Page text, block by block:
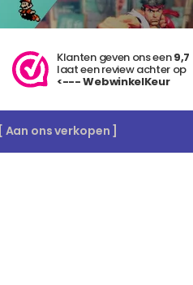
Klanten geven ons een9,7
laat een review achter op
<--- WebwinkelKeur
[ Aan ons verkopen ]